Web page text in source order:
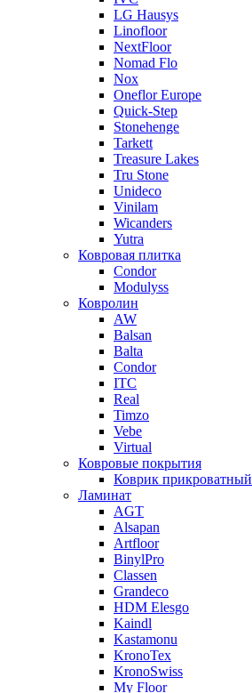
LG Hausys
Linofloor
NextFloor
Nomad Flo
Nox
Oneflor Europe
Quick-Step
Stonehenge
Tarkett
Treasure Lakes
Tru Stone
Unideco
Vinilam
Wicanders
Yutra
Ковровая плитка
Condor
Modulyss
Ковролин
AW
Balsan
Balta
Condor
ITC
Real
Timzo
Vebe
Virtual
Ковровые покрытия
Коврик прикроватный
Ламинат
AGT
Alsapan
Artfloor
BinylPro
Classen
Grandeco
HDM Elesgo
Kaindl
Kastamonu
KronoTex
KronoSwiss
My Floor